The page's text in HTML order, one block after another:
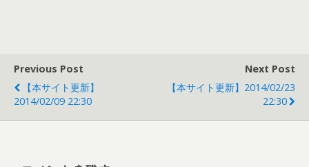
Previous Post
【本サイト更新】
2014/02/09 22:30
Next Post
【本サイト更新】2014/02/23
22:30